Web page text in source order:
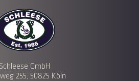
Schleese GmbH
255, 50825 Köln